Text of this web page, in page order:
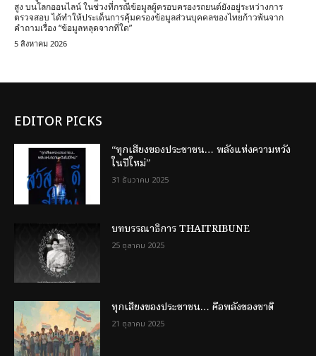
สูง บนโลกออนไลน์ ในช่วงที่กรณีข้อมูลผู้ครอบครองรถยนต์ยังอยู่ระหว่างการ
ตรวจสอบ ได้ทำให้ประเด็นการคุ้มครองข้อมูลส่วนบุคคลของไทยก้าวพ้นจาก
คำถามเรื่อง “ข้อมูลหลุดจากที่ใด”
5 สิงหาคม 2026
EDITOR PICKS
“ทุกเสียงของประชาชน… พลังแห่งความหวัง
ในปีใหม่”
31 ธันวาคม 2025
บทบรรณาธิการ THAITRIBUNE
25 ตุลาคม 2025
ทุกเสียงของประชาชน… คือพลังของชาติ
21 ตุลาคม 2025